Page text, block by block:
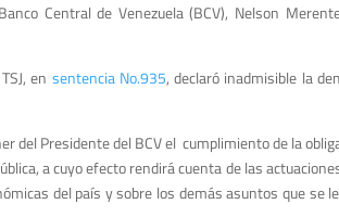
Central de Venezuela (BCV), Nelson
en sentencia No.935, declaró inadmisible la
Presidente del BCV el cumplimiento de la
a cuyo efecto rendirá cuenta de las
del país y sobre los demás asuntos que se